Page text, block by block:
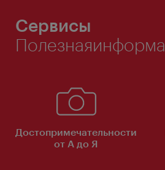
Сервисы
Достопримечательности
от А до Я